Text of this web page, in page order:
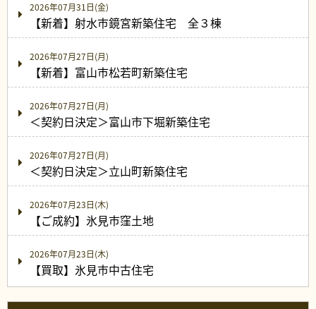
2026年07月31日(金)
【新着】射水市鏡宮新築住宅 全３棟
2026年07月27日(月)
【新着】富山市松若町新築住宅
2026年07月27日(月)
＜契約日決定＞富山市下堀新築住宅
2026年07月27日(月)
＜契約日決定＞立山町新築住宅
2026年07月23日(木)
【ご成約】氷見市窪土地
2026年07月23日(木)
【買取】氷見市中古住宅